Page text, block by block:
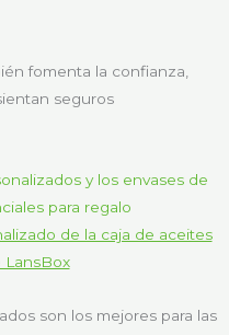
fomenta la confianza,
seguros
de la caja de aceites
LansBox
son los mejores para las